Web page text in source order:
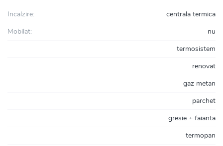
Incalzire: centrala termica
Mobilat: nu
termosistem
renovat
gaz metan
parchet
gresie + faianta
termopan